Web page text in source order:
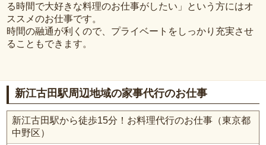
る時間で大好きな料理のお仕事がしたい」という方にはオ
ススメのお仕事です。
時間の融通が利くので、プライベートをしっかり充実させ
ることもできます。
新江古田駅周辺地域の家事代行のお仕事
新江古田駅から徒歩15分！お料理代行のお仕事（東京都
中野区）